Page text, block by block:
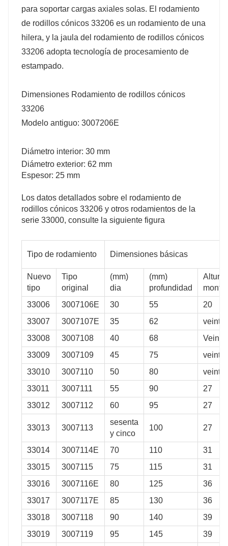
para soportar cargas axiales solas. El rodamiento
de rodillos cónicos 33206 es un rodamiento de una
hilera, y la jaula del rodamiento de rodillos cónicos
33206 adopta tecnología de procesamiento de
estampado.
Dimensiones Rodamiento de rodillos cónicos
33206
Modelo antiguo: 3007206E
Diámetro interior: 30 mm
Diámetro exterior: 62 mm
Espesor: 25 mm
Los datos detallados sobre el rodamiento de
rodillos cónicos 33206 y otros rodamientos de la
serie 33000, consulte la siguiente figura
Tipo de rodamiento Dimensiones básicas
Nuevo
tipo
Tipo
original
(mm)
dia
(mm)
profundidad
Altura
33006
3007106E 30 55
20
33007
3007107E 35 62
33008
3007108 40 68
33009
3007109 45 75
33010
3007110 50 80
33011
3007111 55 90
27
33012
3007112 60 95 27
33013 3007113
sesenta
y cinco
100 27
33014 3007114E 70 110
31
33015
3007115 75 115
31
33016
3007116E 80 125
36
33017
3007117E 85 130
36
33018
3007118 90 140
39
33019
3007119 95 145
39
Peso (kilogramos)
0.216
0.23
0.51
0.826
1.502
1.99
2.096
2.166
2.832
3.507
4.542
5.54
6.71